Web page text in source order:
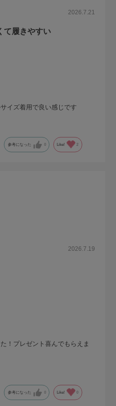
2026.7.21
て履きやすい
イズ着用で良い感じです
参考になった 0 Like! 2
2026.7.19
！プレゼント喜んでもらえま
参考になった 0 Like! 0